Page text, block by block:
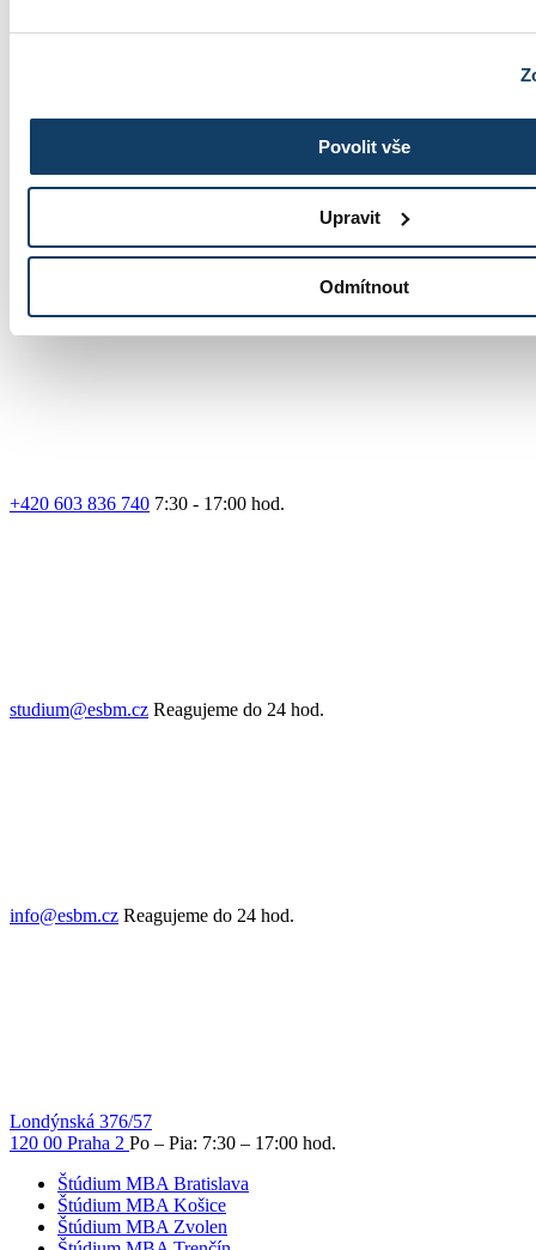
Povolit vše
Upravit
Odmítnout
+420 603 836 740 7:30 - 17:00 hod.
studium@esbm.cz Reagujeme do 24 hod.
info@esbm.cz Reagujeme do 24 hod.
Londýnská 376/57
120 00 Praha 2 Po – Pia: 7:30 – 17:00 hod.
Štúdium MBA Bratislava
Štúdium MBA Košice
Štúdium MBA Zvolen